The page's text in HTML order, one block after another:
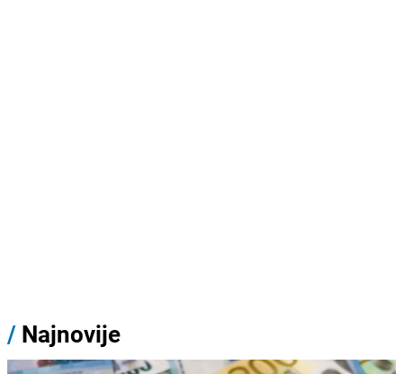
/ Najnovije